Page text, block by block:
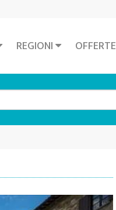
REGIONI OFFERTE